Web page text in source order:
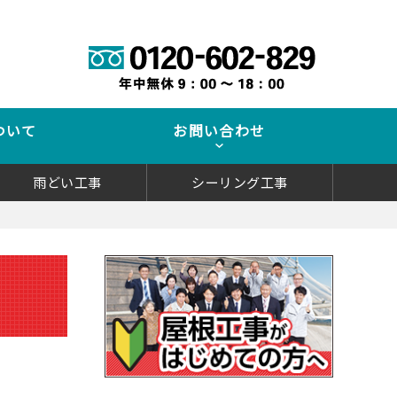
いて お問い合わせ
雨どい工事 シーリング工事